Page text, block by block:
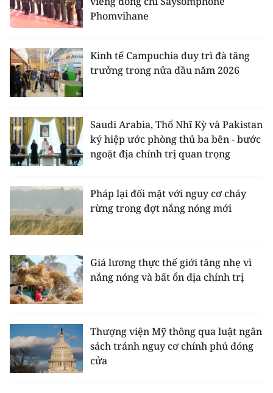
Phomvihane
Kinh tế Campuchia duy trì đà tăng
trưởng trong nửa đầu năm 2026
Saudi Arabia, Thổ Nhĩ Kỳ và Pakistan
ký hiệp ước phòng thủ ba bên - bước
ngoặt địa chính trị quan trọng
Pháp lại đối mặt với nguy cơ cháy
rừng trong đợt nắng nóng mới
Giá lương thực thế giới tăng nhẹ vì
nắng nóng và bất ổn địa chính trị
Thượng viện Mỹ thông qua luật ngân
sách tránh nguy cơ chính phủ đóng
cửa